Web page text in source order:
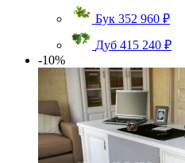
Бук 352 960 ₽
Дуб 415 240 ₽
-10%